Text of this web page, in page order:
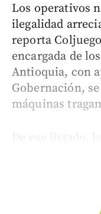
Los operativos
ilegalidad
reporta
encargada de
Antioquia, con
Gobernación,
máquinas
De ese listado,